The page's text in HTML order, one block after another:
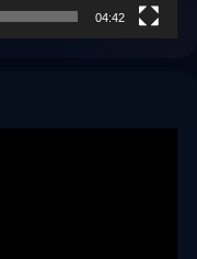
04:42